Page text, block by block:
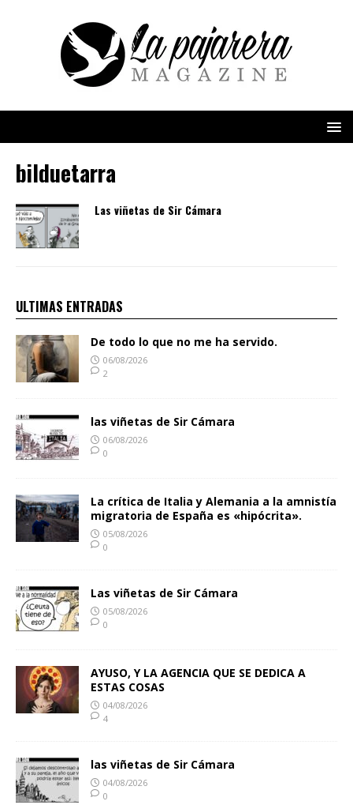
bilduetarra
Las viñetas de Sir Cámara
ULTIMAS ENTRADAS
De todo lo que no me ha servido.
06/08/2026
2
las viñetas de Sir Cámara
06/08/2026
0
La crítica de Italia y Alemania a la amnistía
migratoria de España es «hipócrita».
05/08/2026
0
Las viñetas de Sir Cámara
05/08/2026
0
AYUSO, Y LA AGENCIA QUE SE DEDICA A
ESTAS COSAS
04/08/2026
4
las viñetas de Sir Cámara
04/08/2026
0